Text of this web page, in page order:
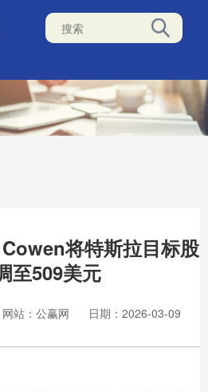
将特斯拉目标股
至509美元
网站：公赢网
日期：2026-03-09